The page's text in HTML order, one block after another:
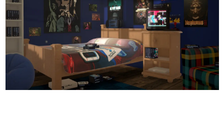
ルを網羅するほか、開発者へのインタビューや識者による
解説を掲載。約20年の歴史が一望できる決定版！
若ゲのいたり〜ゲームクリエイターの青春〜
『うつヌケ』『ペンと箸』等で知られるマンガ家・田中圭
一先生によるゲーム業界レポートマンガです。
なんでゲームは面白い？
ゲーム開発者・hamatsu氏がゲームの魅力を画面や操作の
具体的な形から解き明かしていく、硬派で骨太な評論連載